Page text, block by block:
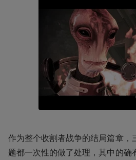
作为整个收割者战争的结局篇章，
题都一次性的做了处理，其中的确